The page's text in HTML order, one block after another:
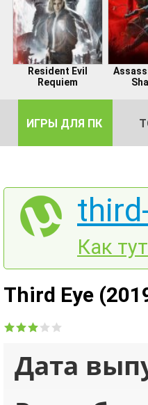
Resident Evil
Requiem
ИГРЫ ДЛЯ ПК
Как
Third Eye
Дата